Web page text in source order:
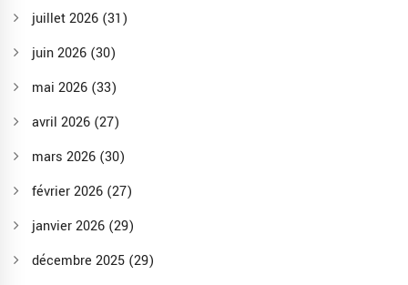
juillet 2026 (31)
juin 2026 (30)
mai 2026 (33)
avril 2026 (27)
mars 2026 (30)
février 2026 (27)
janvier 2026 (29)
décembre 2025 (29)